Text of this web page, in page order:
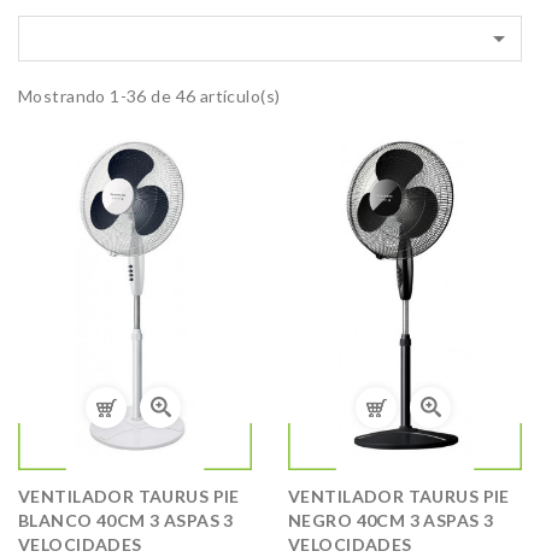

Mostrando 1-36 de 46 artículo(s)
VENTILADOR TAURUS PIE
BLANCO 40CM 3 ASPAS 3
VELOCIDADES
VENTILADOR TAURUS PIE
NEGRO 40CM 3 ASPAS 3
VELOCIDADES